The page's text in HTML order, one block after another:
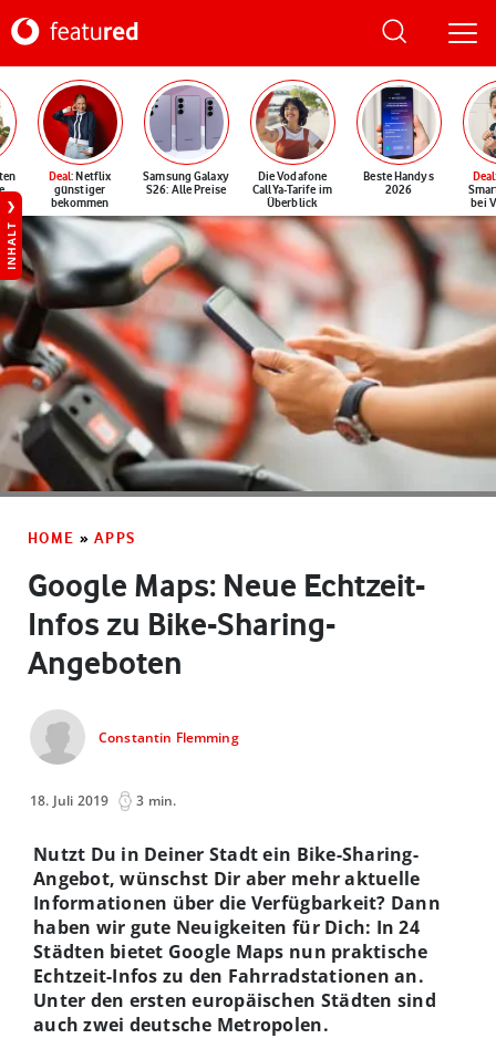
Deal: Netflix
günstiger
bekommen
Samsung Galaxy
S26: Alle Preise
Die Vodafone
CallYa-Tarife im
Überblick
Beste Handys
2026
Deal
bei
INHALT
HOME » APPS
Google Maps: Neue Echtzeit-
Infos zu Bike-Sharing-
Angeboten
Constantin Flemming
18. Juli 2019 3 min.
Nutzt Du in Deiner Stadt ein Bike-Sharing-
Angebot, wünschst Dir aber mehr aktuelle
Informationen über die Verfügbarkeit? Dann
haben wir gute Neuigkeiten für Dich: In 24
Städten bietet Google Maps nun praktische
Echtzeit-Infos zu den Fahrradstationen an.
Unter den ersten europäischen Städten sind
auch zwei deutsche Metropolen.